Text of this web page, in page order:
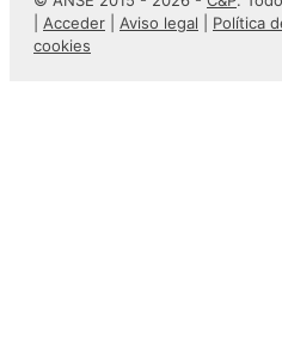
Acceder Aviso legal Política
cookies